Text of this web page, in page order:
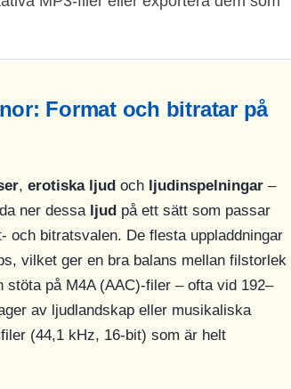
Format och bitratar på
, erotiska ljud och ljudinspelningar –
ner dessa ljud på ett sätt som passar
och bitratsvalen. De flesta uppladdningar
vilket ger en bra balans mellan filstorlek
på M4A (AAC)-filer – ofta vid 192–
av ljudlandskap eller musikaliska
(44,1 kHz, 16-bit) som är helt